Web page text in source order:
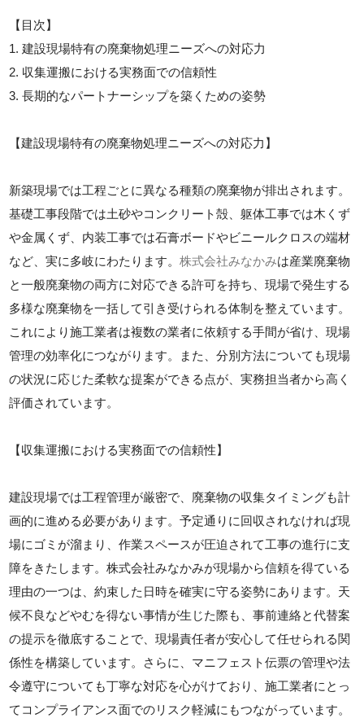
【目次】
1. 建設現場特有の廃棄物処理ニーズへの対応力
2. 収集運搬における実務面での信頼性
3. 長期的なパートナーシップを築くための姿勢
【建設現場特有の廃棄物処理ニーズへの対応力】
新築現場では工程ごとに異なる種類の廃棄物が排出されます。
基礎工事段階では土砂やコンクリート殻、躯体工事では木くず
や金属くず、内装工事では石膏ボードやビニールクロスの端材
など、実に多岐にわたります。株式会社みなかみは産業廃棄物
と一般廃棄物の両方に対応できる許可を持ち、現場で発生する
多様な廃棄物を一括して引き受けられる体制を整えています。
これにより施工業者は複数の業者に依頼する手間が省け、現場
管理の効率化につながります。また、分別方法についても現場
の状況に応じた柔軟な提案ができる点が、実務担当者から高く
評価されています。
【収集運搬における実務面での信頼性】
建設現場では工程管理が厳密で、廃棄物の収集タイミングも計
画的に進める必要があります。予定通りに回収されなければ現
場にゴミが溜まり、作業スペースが圧迫されて工事の進行に支
障をきたします。株式会社みなかみが現場から信頼を得ている
理由の一つは、約束した日時を確実に守る姿勢にあります。天
候不良などやむを得ない事情が生じた際も、事前連絡と代替案
の提示を徹底することで、現場責任者が安心して任せられる関
係性を構築しています。さらに、マニフェスト伝票の管理や法
令遵守についても丁寧な対応を心がけており、施工業者にとっ
てコンプライアンス面でのリスク軽減にもつながっています。